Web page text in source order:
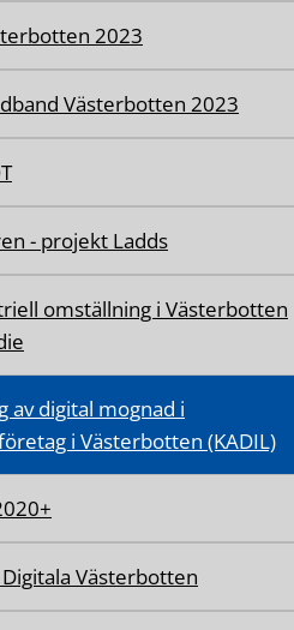
2023
Västerbotten 2023
- projekt Ladds
omställning i Västerbotten
av digital mognad i
i Västerbotten (KADIL)
Västerbotten